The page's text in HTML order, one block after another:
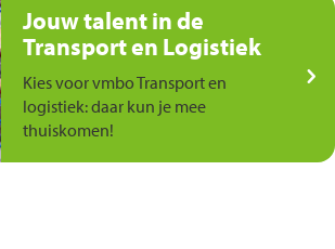
Jouw talent in de
Transport en Logistiek
Kies voor vmbo Transport en
logistiek: daar kun je mee
thuiskomen!